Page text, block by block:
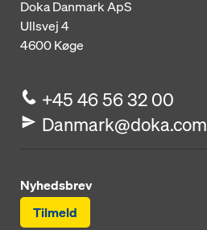
Doka Danmark ApS
Ullsvej 4
4600Køge
+45 46 56 32 00
Danmark@doka.com
Nyhedsbrev
Tilmeld